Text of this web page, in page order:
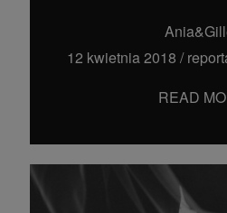
12 kwietnia 2018 /
READ